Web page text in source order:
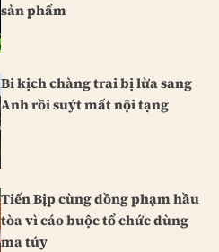
sản phẩm
Bi kịch chàng trai bị lừa sang
Anh rồi suýt mất nội tạng
Tiến Bịp cùng đồng phạm hầu
tòa vì cáo buộc tổ chức dùng
ma túy